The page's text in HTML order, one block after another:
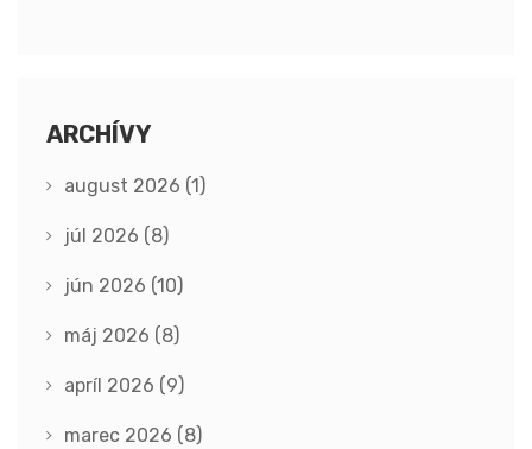
ARCHÍVY
august 2026 (1)
júl 2026 (8)
jún 2026 (10)
máj 2026 (8)
apríl 2026 (9)
marec 2026 (8)